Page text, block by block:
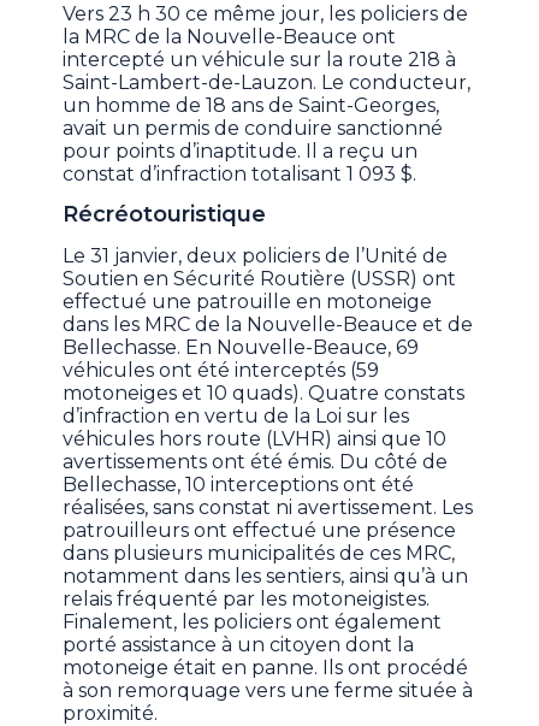
Vers 23 h 30 ce même jour, les policiers de
la MRC de la Nouvelle-Beauce ont
intercepté un véhicule sur la route 218 à
Saint-Lambert-de-Lauzon. Le conducteur,
un homme de 18 ans de Saint-Georges,
avait un permis de conduire sanctionné
pour points d’inaptitude. Il a reçu un
constat d’infraction totalisant 1 093 $.
Récréotouristique
Le 31 janvier, deux policiers de l’Unité de
Soutien en Sécurité Routière (USSR) ont
effectué une patrouille en motoneige
dans les MRC de la Nouvelle-Beauce et de
Bellechasse. En Nouvelle-Beauce, 69
véhicules ont été interceptés (59
motoneiges et 10 quads). Quatre constats
d’infraction en vertu de la Loi sur les
véhicules hors route (LVHR) ainsi que 10
avertissements ont été émis. Du côté de
Bellechasse, 10 interceptions ont été
réalisées, sans constat ni avertissement. Les
patrouilleurs ont effectué une présence
dans plusieurs municipalités de ces MRC,
notamment dans les sentiers, ainsi qu’à un
relais fréquenté par les motoneigistes.
Finalement, les policiers ont également
porté assistance à un citoyen dont la
motoneige était en panne. Ils ont procédé
à son remorquage vers une ferme située à
proximité.